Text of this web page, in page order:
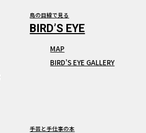
鳥の目線で見る
MAP
BIRD’S EYE GALLERY
手芸と手仕事の本